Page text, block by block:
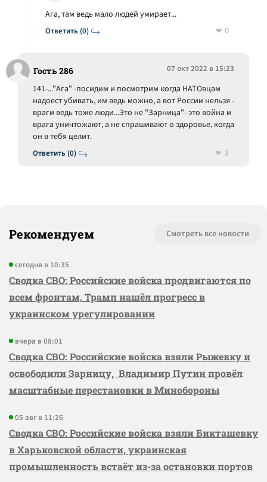
Ответить (0)
Ага, там ведь мало людей умирает...
0
Гость 286 07 окт 2022 в 15:23
Ответить (0)
141-..."Ага" -посидим и посмотрим когда НАТОвцам
надоест убивать, им ведь можно, а вот России нельзя -
враги ведь тоже люди...Это не "Зарница"- это война и
врага уничтожают, а не спрашивают о здоровье, когда
он в тебя целит.
3
Рекомендуем Смотреть все новости
сегодня в 10:35
Сводка СВО: Российские войска продвигаются по
всем фронтам, Трамп нашёл прогресс в
украинском урегулировании
вчера в 08:01
Сводка СВО: Российские войска взяли Рыжевку и
освободили Зарницу, Владимир Путин провёл
масштабные перестановки в Минобороны
05 авг в 11:26
Сводка СВО: Российские войска взяли Бикташевку
в Харьковской области, украинская
промышленность встаёт из-за остановки портов